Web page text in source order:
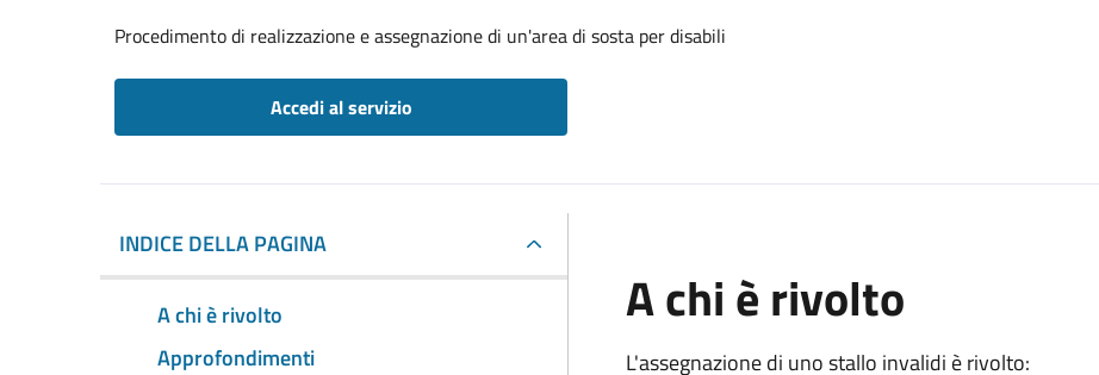
Procedimento di realizzazione e assegnazione di un'area di sosta per disabili
Accedi al servizio
INDICE DELLA PAGINA
A chi è rivolto
Approfondimenti
A chi è rivolto
L'assegnazione di uno stallo invalidi è rivolto: